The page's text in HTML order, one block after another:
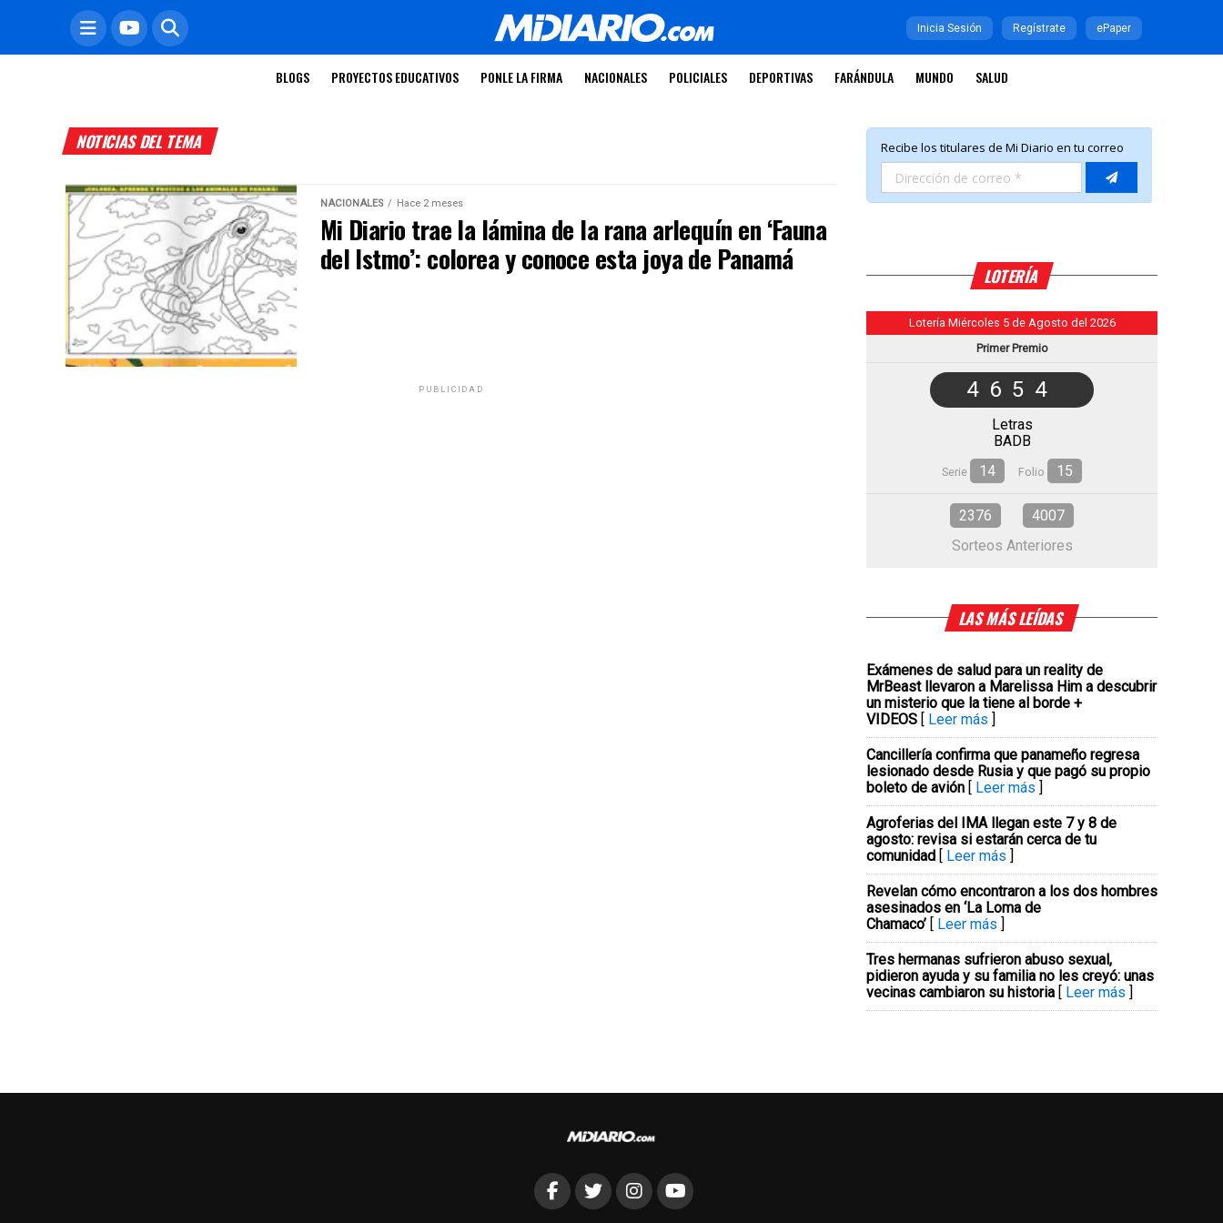
Inicia Sesión Regístrate ePaper
BLOGS PROYECTOS EDUCATIVOS PONLE LA FIRMA NACIONALES POLICIALES DEPORTIVAS FARÁNDULA MUNDO SALUD
NOTICIAS DEL TEMA
NACIONALES Hace 2 meses
Mi Diario trae la lámina de la rana arlequín en ‘Fauna
del Istmo’: colorea y conoce esta joya de Panamá
PUBLICIDAD
LOTERÍA
Lotería Miércoles 5 de Agosto del 2026
Primer Premio
4654
Letras
BADB
Serie 14 Folio 15
2376
4007
Sorteos Anteriores
LAS MÁS LEÍDAS
Exámenes de salud para un reality de
MrBeast llevaron a Marelissa Him a descubrir
un misterio que la tiene al borde +
VIDEOS [ Leer más ]
Cancillería confirma que panameño regresa
lesionado desde Rusia y que pagó su propio
boleto de avión [ Leer más ]
Agroferias del IMA llegan este 7 y 8 de
agosto: revisa si estarán cerca de tu
comunidad [ Leer más ]
Revelan cómo encontraron a los dos hombres
asesinados en ‘La Loma de
Chamaco’ [ Leer más ]
Tres hermanas sufrieron abuso sexual,
pidieron ayuda y su familia no les creyó: unas
vecinas cambiaron su historia [ Leer más ]